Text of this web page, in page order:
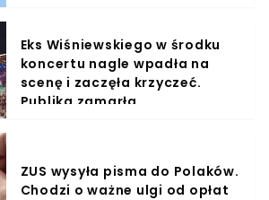
Eks Wiśniewskiego w środku
koncertu nagle wpadła na
scenę i zaczęła krzyczeć.
Publika zamarła
ZUS wysyła pisma do Polaków.
Chodzi o ważne ulgi od opłat